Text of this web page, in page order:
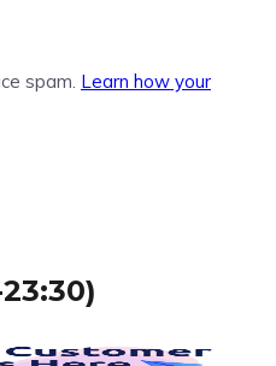
spam. Learn how your